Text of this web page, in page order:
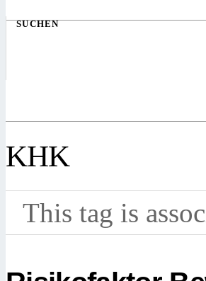
SUCHEN
KHK
This tag is